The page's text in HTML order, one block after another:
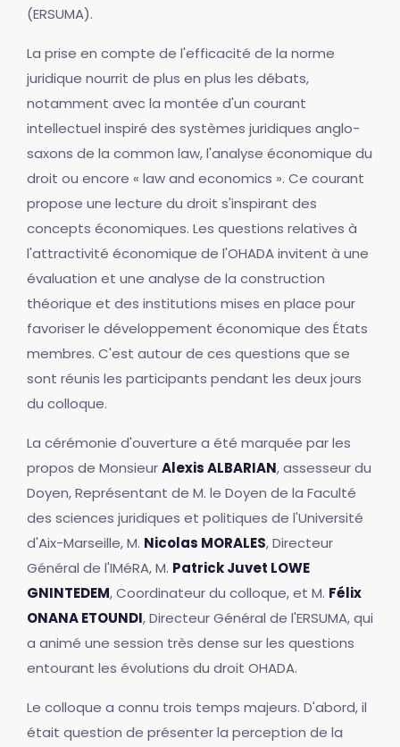
(ERSUMA).
La prise en compte de l'efficacité de la norme
juridique nourrit de plus en plus les débats,
notamment avec la montée d'un courant
intellectuel inspiré des systèmes juridiques anglo-
saxons de la common law, l'analyse économique du
droit ou encore « law and economics ». Ce courant
propose une lecture du droit s'inspirant des
concepts économiques. Les questions relatives à
l'attractivité économique de l'OHADA invitent à une
évaluation et une analyse de la construction
théorique et des institutions mises en place pour
favoriser le développement économique des États
membres. C'est autour de ces questions que se
sont réunis les participants pendant les deux jours
du colloque.
La cérémonie d'ouverture a été marquée par les
propos de MonsieurAlexis ALBARIAN, assesseur du
Doyen, Représentant de M. le Doyen de la Faculté
des sciences juridiques et politiques de l'Université
d'Aix-Marseille, M. Nicolas MORALES, Directeur
Général de l'IMéRA, M. Patrick Juvet LOWE
GNINTEDEM, Coordinateur du colloque, et M. Félix
ONANA ETOUNDI, Directeur Général de l'ERSUMA, qui
a animé une session très dense sur les questions
entourant les évolutions du droit OHADA.
Le colloque a connu trois temps majeurs. D'abord, il
était question de présenter la perception de la